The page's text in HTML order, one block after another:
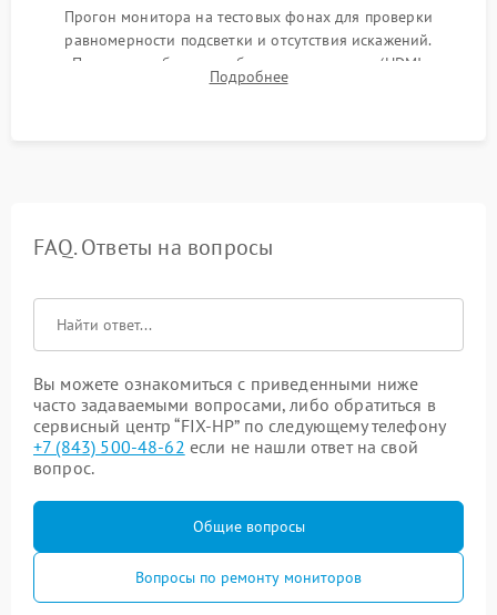
Прогон монитора на тестовых фонах для проверки
равномерности подсветки и отсутствия искажений.
Проверка работоспособности всех портов (HDMI,
DisplayPort, VGA) и кнопок управления под нагрузкой в
Подробнее
FAQ. Ответы на вопросы
Вы можете ознакомиться с приведенными ниже
часто задаваемыми вопросами, либо обратиться в
сервисный центр “FIX-HP” по следующему телефону
+7 (843) 500-48-62 если не нашли ответ на свой
вопрос.
Общие вопросы
Вопросы по ремонту мониторов